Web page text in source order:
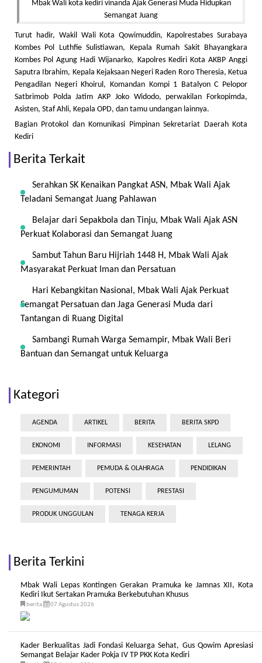
Turut hadir, Wakil Wali Kota Qowimuddin, Kapolrestabes Surabaya
Kombes Pol Luthfie Sulistiawan, Kepala Rumah Sakit Bhayangkara
Kombes Pol Agung Hadi Wijanarko, Kapolres Kediri Kota AKBP Anggi
Saputra Ibrahim, Kepala Kejaksaan Negeri Raden Roro Theresia, Ketua
Pengadilan Negeri Khoirul, Komandan Kompi 1 Batalyon C Pelopor
Satbrimob Polda Jatim AKP Joko Widodo, perwakilan Forkopimda,
Asisten, Staf Ahli, Kepala OPD, dan tamu undangan lainnya.
Bagian Protokol dan Komunikasi Pimpinan Sekretariat Daerah Kota
Kediri
Berita Terkait
Serahkan SK Kenaikan Pangkat ASN, Mbak Wali Ajak
Teladani Semangat Juang Pahlawan
Belajar dari Sepakbola dan Tinju, Mbak Wali Ajak ASN
Perkuat Kolaborasi dan Semangat Juang
Sambut Tahun Baru Hijriah 1448 H, Mbak Wali Ajak
Masyarakat Perkuat Iman dan Persatuan
Hari Kebangkitan Nasional, Mbak Wali Ajak Perkuat
Semangat Persatuan dan Jaga Generasi Muda dari
Tantangan di Ruang Digital
Sambangi Rumah Warga Semampir, Mbak Wali Beri
Bantuan dan Semangat untuk Keluarga
Kategori
AGENDA ARTIKEL BERITA BERITA SKPD
EKONOMI INFORMASI KESEHATAN LELANG
PEMERINTAH PEMUDA & OLAHRAGA PENDIDIKAN
PENGUMUMAN POTENSI PRESTASI
PRODUK UNGGULAN TENAGA KERJA
Berita Terkini
Mbak Wali Lepas Kontingen Gerakan Pramuka ke Jamnas XII, Kota
Kediri Ikut Sertakan Pramuka Berkebutuhan Khusus
berita 07 Agustus 2026
Kader Berkualitas Jadi Fondasi Keluarga Sehat, Gus Qowim Apresiasi
Semangat Belajar Kader Pokja IV TP PKK Kota Kediri